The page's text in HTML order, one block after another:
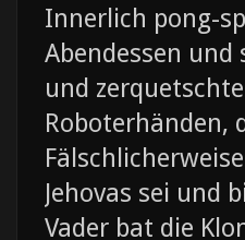
Innerlich pong-
Abendessen
und
Roboterhänden,
Jehovas sei und
Vader bat die